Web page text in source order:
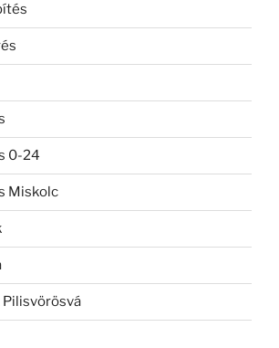
0-24
Miskolc